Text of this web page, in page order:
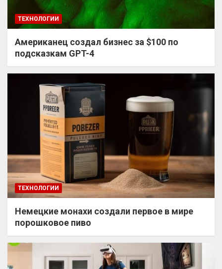
ТЕХНОЛОГИИ
Американец создал бизнес за $100 по
подсказкам GPT-4
ТЕХНОЛОГИИ
Немецкие монахи создали первое в мире
порошковое пиво